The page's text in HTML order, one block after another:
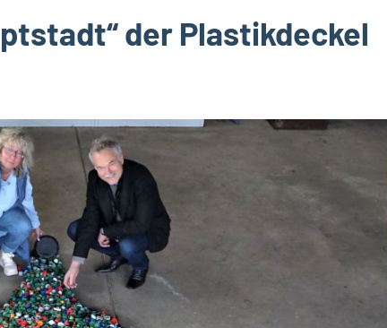
der Plastikdeckel